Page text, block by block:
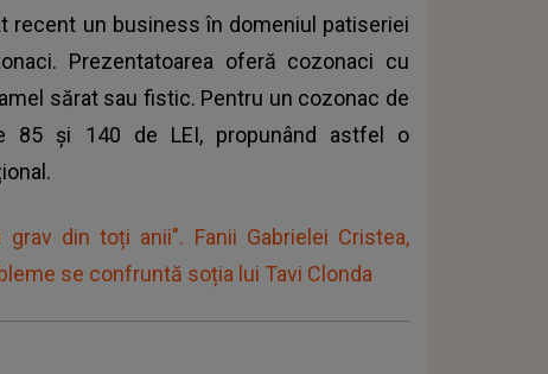
recent un business în domeniul patiseriei
Prezentatoarea oferă cozonaci cu
sărat sau fistic. Pentru un cozonac de
85 și 140 de LEI, propunând astfel o
din toți anii". Fanii Gabrielei Cristea,
se confruntă soția lui Tavi Clonda